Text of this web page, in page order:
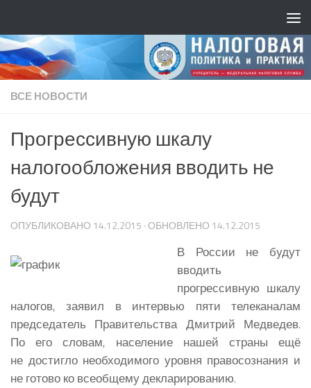
ВСЕ НОВОСТИ
Прогрессивную шкалу
налогообложения вводить не
будут
ОПУБЛИКОВАНО 14.12.2015 · ОБНОВЛЕНО 14.12.2015
В России не будут
вводить
прогрессивную шкалу
налогов, заявил в интервью пяти телеканалам
председатель Правительства Дмитрий Медведев.
По его словам, население нашей страны ещё
не достигло необходимого уровня правосознания и
не готово ко всеобщему декларированию.